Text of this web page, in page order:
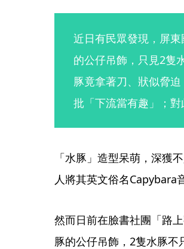
近日有民眾發現，屏
的公仔吊飾，只見2隻
豚竟拿著刀、狀似脅
批「下流當有趣」；對
「水豚」造型呆萌，深獲
人將其英文俗名Capybara
然而日前在臉書社團「路
豚的公仔吊飾，2隻水豚